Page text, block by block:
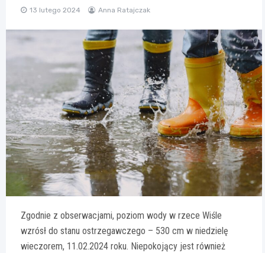
13 lutego 2024 Anna Ratajczak
Zgodnie z obserwacjami, poziom wody w rzece Wiśle
wzrósł do stanu ostrzegawczego – 530 cm w niedzielę
wieczorem, 11.02.2024 roku. Niepokojący jest również